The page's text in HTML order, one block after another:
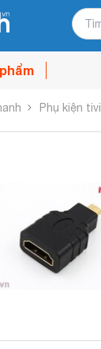
Phụ kiện tivi